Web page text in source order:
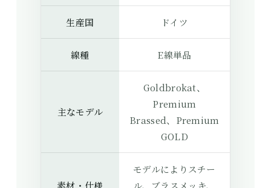
生産国 ドイツ
線種 E線単品
主なモデル
Goldbrokat、
Premium
Brassed、Premium
GOLD
素材・仕様
モデルによりスチー
ル、ブラスメッキ、